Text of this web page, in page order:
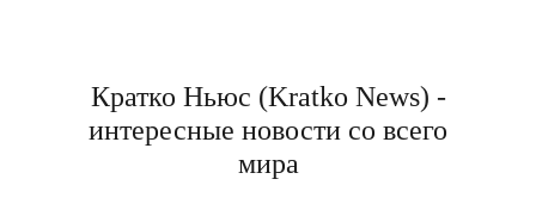
Кратко Ньюс (Kratko News) -
интересные новости со всего
мира